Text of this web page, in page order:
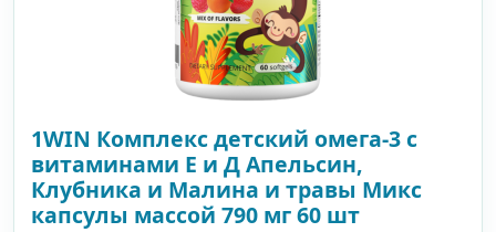
1WIN Комплекс детский омега-3 с
витаминами Е и Д Апельсин,
Клубника и Малина и травы Микс
капсулы массой 790 мг 60 шт